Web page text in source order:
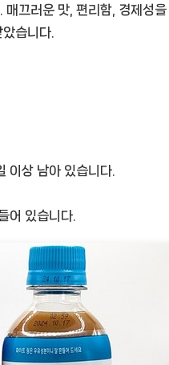
매끄러운 맛, 편리함, 경제성을
습니다.
이상 남아 있습니다.
어 있습니다.